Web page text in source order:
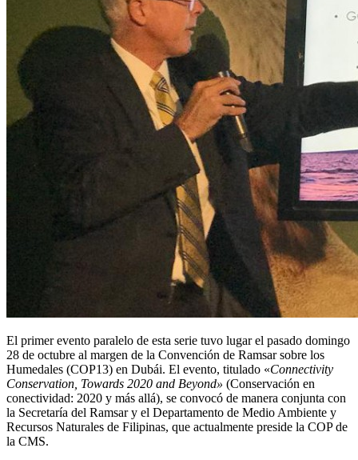
El primer evento paralelo de esta serie tuvo lugar el pasado domingo
28 de octubre al margen de la Convención de Ramsar sobre los
Humedales (COP13) en Dubái. El evento, titulado «Connectivity
Conservation, Towards 2020 and Beyond» (Conservación en
conectividad: 2020 y más allá), se convocó de manera conjunta con
la Secretaría del Ramsar y el Departamento de Medio Ambiente y
Recursos Naturales de Filipinas, que actualmente preside la COP de
la CMS.